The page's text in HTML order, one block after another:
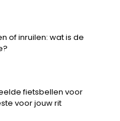
of inruilen: wat is de
fietsbellen voor
voor jouw rit